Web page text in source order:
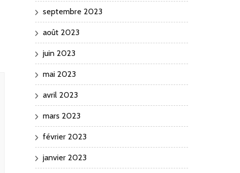
septembre 2023
août 2023
juin 2023
mai 2023
avril 2023
mars 2023
février 2023
janvier 2023